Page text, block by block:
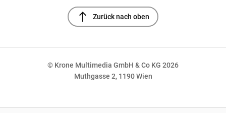
north Zurück nach oben
© Krone Multimedia GmbH & Co KG 2026
Muthgasse 2, 1190 Wien
NaN%